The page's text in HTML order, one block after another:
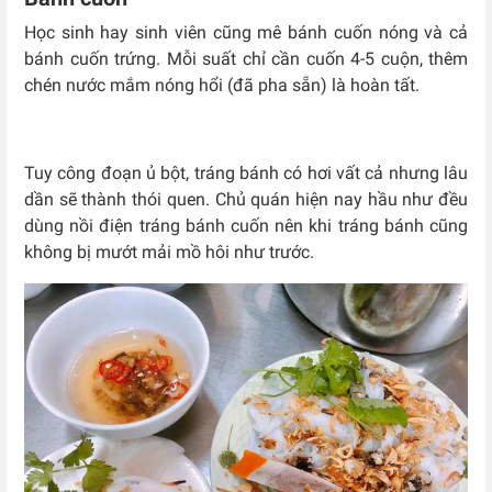
Học sinh hay sinh viên cũng mê bánh cuốn nóng và cả
bánh cuốn trứng. Mỗi suất chỉ cần cuốn 4-5 cuộn, thêm
chén nước mắm nóng hổi (đã pha sẵn) là hoàn tất.
Tuy công đoạn ủ bột, tráng bánh có hơi vất cả nhưng lâu
dần sẽ thành thói quen. Chủ quán hiện nay hầu như đều
dùng nồi điện tráng bánh cuốn nên khi tráng bánh cũng
không bị mướt mải mồ hôi như trước.